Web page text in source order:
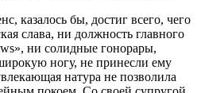
казалось бы, достиг всего, чего
слава, ни должность главного
ни солидные гонорары,
ногу, не принесли ему
натура не позволила